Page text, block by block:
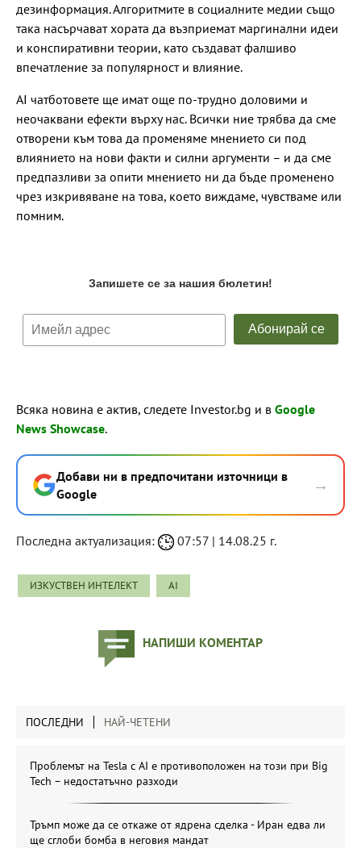
дезинформация. Алгоритмите в социалните медии също
така насърчават хората да възприемат маргинални идеи
и конспиративни теории, като създават фалшиво
впечатление за популярност и влияние.
АІ чатботовете ще имат още по-трудно доловими и
неочаквани ефекти върху нас. Всички ние трябва да сме
отворени към това да променяме мнението си под
влиянието на нови факти и силни аргументи – и да сме
предпазливи за опити мнението ни да бъде променено
чрез изкривяване на това, което виждаме, чувстваме или
помним.
Всяка новина е актив, следете Investor.bg и в Google
News Showcase.
Добави ни в предпочитани източници в
Google
→
Последна актуализация: 07:57 | 14.08.25 г.
ИЗКУСТВЕН ИНТЕЛЕКТ AI
НАПИШИ КОМЕНТАР
ПОСЛЕДНИ НАЙ-ЧЕТЕНИ
Проблемът на Tesla с AI е противоположен на този при Big
Tech – недостатъчно разходи
Тръмп може да се откаже от ядрена сделка - Иран едва ли
ще сглоби бомба в неговия мандат